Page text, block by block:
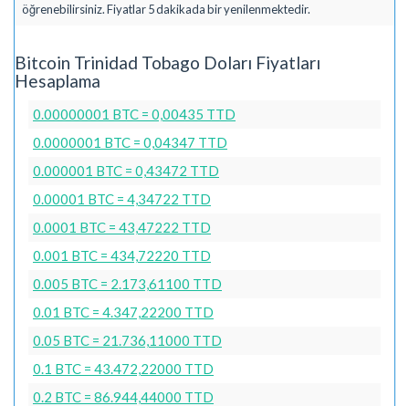
öğrenebilirsiniz. Fiyatlar 5 dakikada bir yenilenmektedir.
Bitcoin Trinidad Tobago Doları Fiyatları
Hesaplama
0.00000001 BTC = 0,00435 TTD
0.0000001 BTC = 0,04347 TTD
0.000001 BTC = 0,43472 TTD
0.00001 BTC = 4,34722 TTD
0.0001 BTC = 43,47222 TTD
0.001 BTC = 434,72220 TTD
0.005 BTC = 2.173,61100 TTD
0.01 BTC = 4.347,22200 TTD
0.05 BTC = 21.736,11000 TTD
0.1 BTC = 43.472,22000 TTD
0.2 BTC = 86.944,44000 TTD